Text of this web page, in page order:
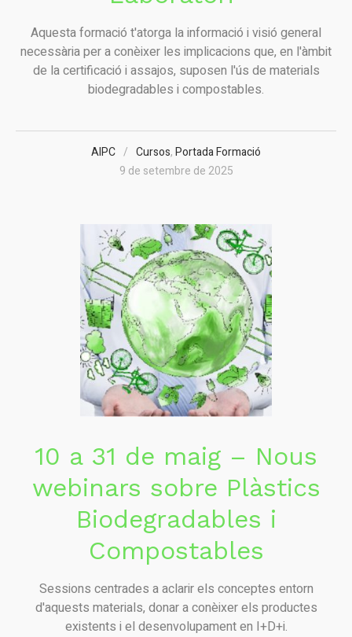
Aquesta formació t'atorga la informació i visió general
necessària per a conèixer les implicacions que, en l'àmbit
de la certificació i assajos, suposen l'ús de materials
biodegradables i compostables.
AIPC Cursos,Portada Formació
9 de setembre de 2025
10 a 31 de maig – Nous
webinars sobre Plàstics
Biodegradables i
Compostables
Sessions centrades a aclarir els conceptes entorn
d'aquests materials, donar a conèixer els productes
existents i el desenvolupament en I+D+i.